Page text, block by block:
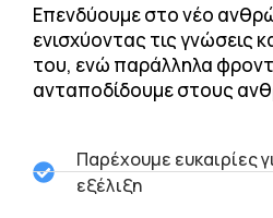
Επενδύουμε στο νέο
ενισχύοντας τις γνώσεις
του, ενώ παράλληλα
ανταποδίδουμε στους
Παρέχουμε ευκαιρίες
εξέλιξη